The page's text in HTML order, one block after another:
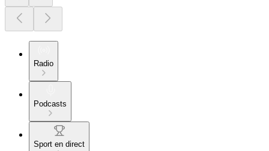
Radio
Podcasts
Sport en direct